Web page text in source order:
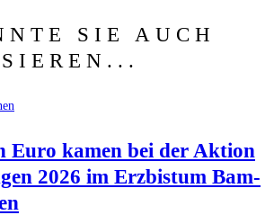
SIE AUCH
Euro kamen bei der Akti­on
2026 im Erz­bis­tum Bam­